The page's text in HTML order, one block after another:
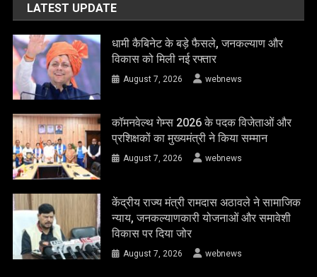
LATEST UPDATE
धामी कैबिनेट के बड़े फैसले, जनकल्याण और
विकास को मिली नई रफ्तार
August 7, 2026 webnews
कॉमनवेल्थ गेम्स 2026 के पदक विजेताओं और
प्रशिक्षकों का मुख्यमंत्री ने किया सम्मान
August 7, 2026 webnews
केंद्रीय राज्य मंत्री रामदास अठावले ने सामाजिक
न्याय, जनकल्याणकारी योजनाओं और समावेशी
विकास पर दिया जोर
August 7, 2026 webnews